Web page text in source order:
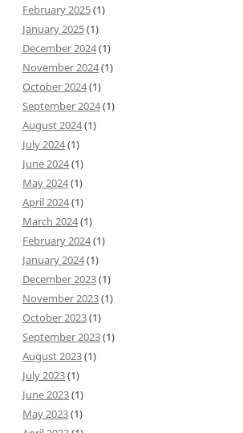
February 2025(1)
January 2025(1)
December 2024(1)
November 2024(1)
October 2024(1)
September 2024(1)
August 2024(1)
July 2024(1)
June 2024(1)
May 2024(1)
April 2024(1)
March 2024(1)
February 2024(1)
January 2024(1)
December 2023(1)
November 2023(1)
October 2023(1)
September 2023(1)
August 2023(1)
July 2023(1)
June 2023(1)
May 2023(1)